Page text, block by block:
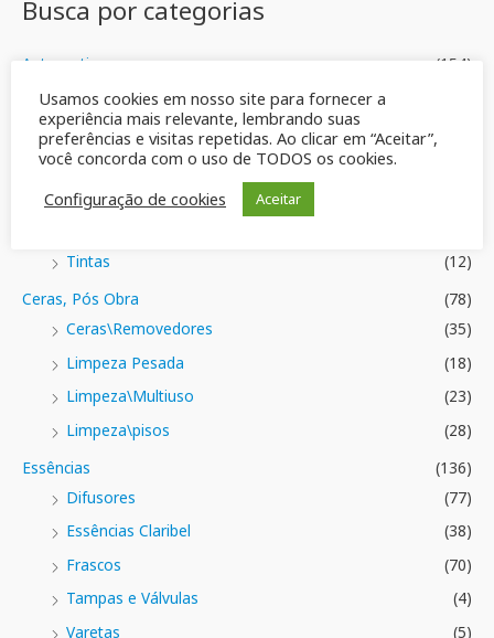
5
ç
ã
5
Busca por categorias
Automotiva
(154)
Desengraxantes
Detergentes Automotivos
Diversos
Lavagem e Limpeza
Tintas
(12)
Ceras, Pós Obra
(78)
Ceras\Removedores
(35)
Limpeza Pesada
(18)
Limpeza\Multiuso
(23)
Limpeza\pisos
(28)
Essências
(136)
Difusores
(77)
Essências Claribel
(38)
Frascos
(70)
Tampas e Válvulas
(4)
Varetas
(5)
Usamos cookies em nosso site para fornecer a
experiência mais relevante, lembrando suas
preferências e visitas repetidas. Ao clicar em “Aceitar”,
você concorda com o uso de TODOS os cookies.
Configuração de cookies
Aceitar